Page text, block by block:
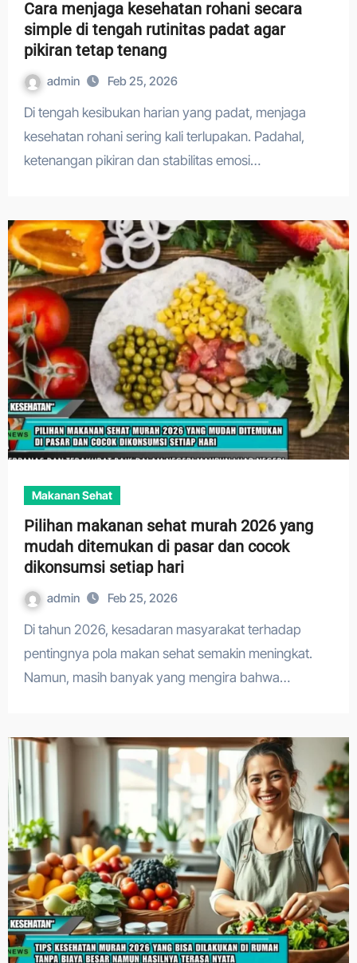
Cara menjaga kesehatan rohani secara
simple di tengah rutinitas padat agar
pikiran tetap tenang
admin Feb 25, 2026
Di tengah kesibukan harian yang padat, menjaga
kesehatan rohani sering kali terlupakan. Padahal,
ketenangan pikiran dan stabilitas emosi…
Makanan Sehat
Pilihan makanan sehat murah 2026 yang
mudah ditemukan di pasar dan cocok
dikonsumsi setiap hari
admin Feb 25, 2026
Di tahun 2026, kesadaran masyarakat terhadap
pentingnya pola makan sehat semakin meningkat.
Namun, masih banyak yang mengira bahwa…